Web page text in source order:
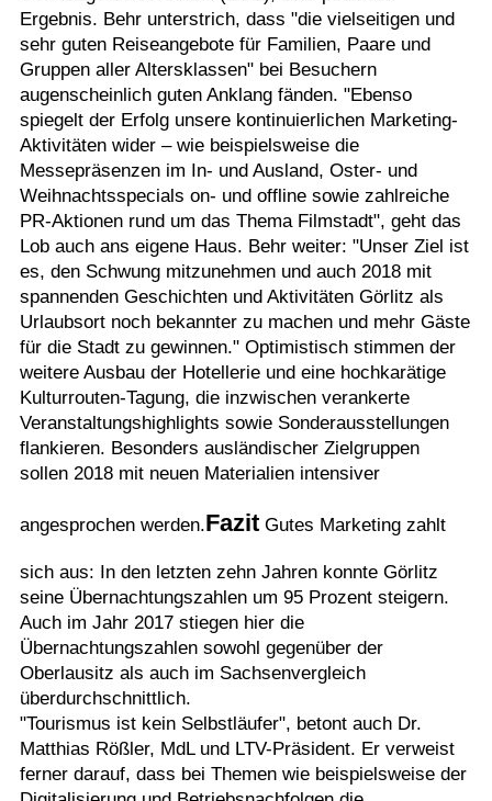
Ergebnis. Behr unterstrich, dass "die vielseitigen und
sehr guten Reiseangebote für Familien, Paare und
Gruppen aller Altersklassen" bei Besuchern
augenscheinlich guten Anklang fänden. "Ebenso
spiegelt der Erfolg unsere kontinuierlichen Marketing-
Aktivitäten wider – wie beispielsweise die
Messepräsenzen im In- und Ausland, Oster- und
Weihnachtsspecials on- und offline sowie zahlreiche
PR-Aktionen rund um das Thema Filmstadt", geht das
Lob auch ans eigene Haus. Behr weiter: "Unser Ziel ist
es, den Schwung mitzunehmen und auch 2018 mit
spannenden Geschichten und Aktivitäten Görlitz als
Urlaubsort noch bekannter zu machen und mehr Gäste
für die Stadt zu gewinnen." Optimistisch stimmen der
weitere Ausbau der Hotellerie und eine hochkarätige
Kulturrouten-Tagung, die inzwischen verankerte
Veranstaltungshighlights sowie Sonderausstellungen
flankieren. Besonders ausländischer Zielgruppen
sollen 2018 mit neuen Materialien intensiver
angesprochen werden.FazitGutes Marketing zahlt
sich aus: In den letzten zehn Jahren konnte Görlitz
seine Übernachtungszahlen um 95 Prozent steigern.
Auch im Jahr 2017 stiegen hier die
Übernachtungszahlen sowohl gegenüber der
Oberlausitz als auch im Sachsenvergleich
überdurchschnittlich.
"Tourismus ist kein Selbstläufer", betont auch Dr.
Matthias Rößler, MdL und LTV-Präsident. Er verweist
ferner darauf, dass bei Themen wie beispielsweise der